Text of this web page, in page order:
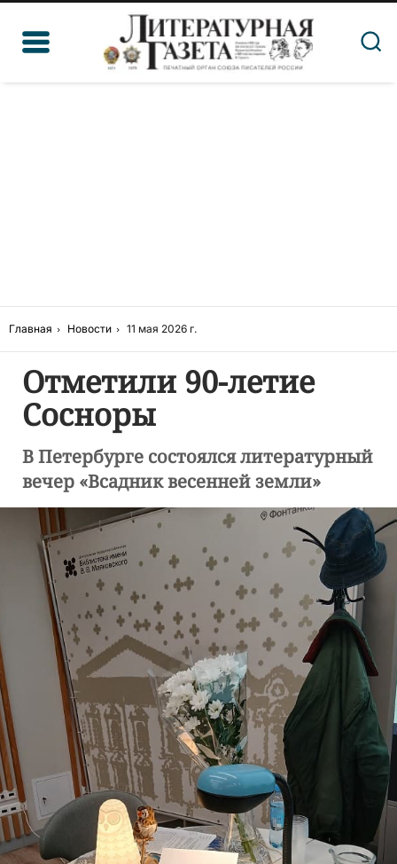
Главная Новости 11 мая 2026 г.
Отметили 90-летие
Сосноры
В Петербурге состоялся литературный
вечер «Всадник весенней земли»